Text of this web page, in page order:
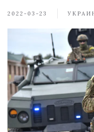
2022-03-23